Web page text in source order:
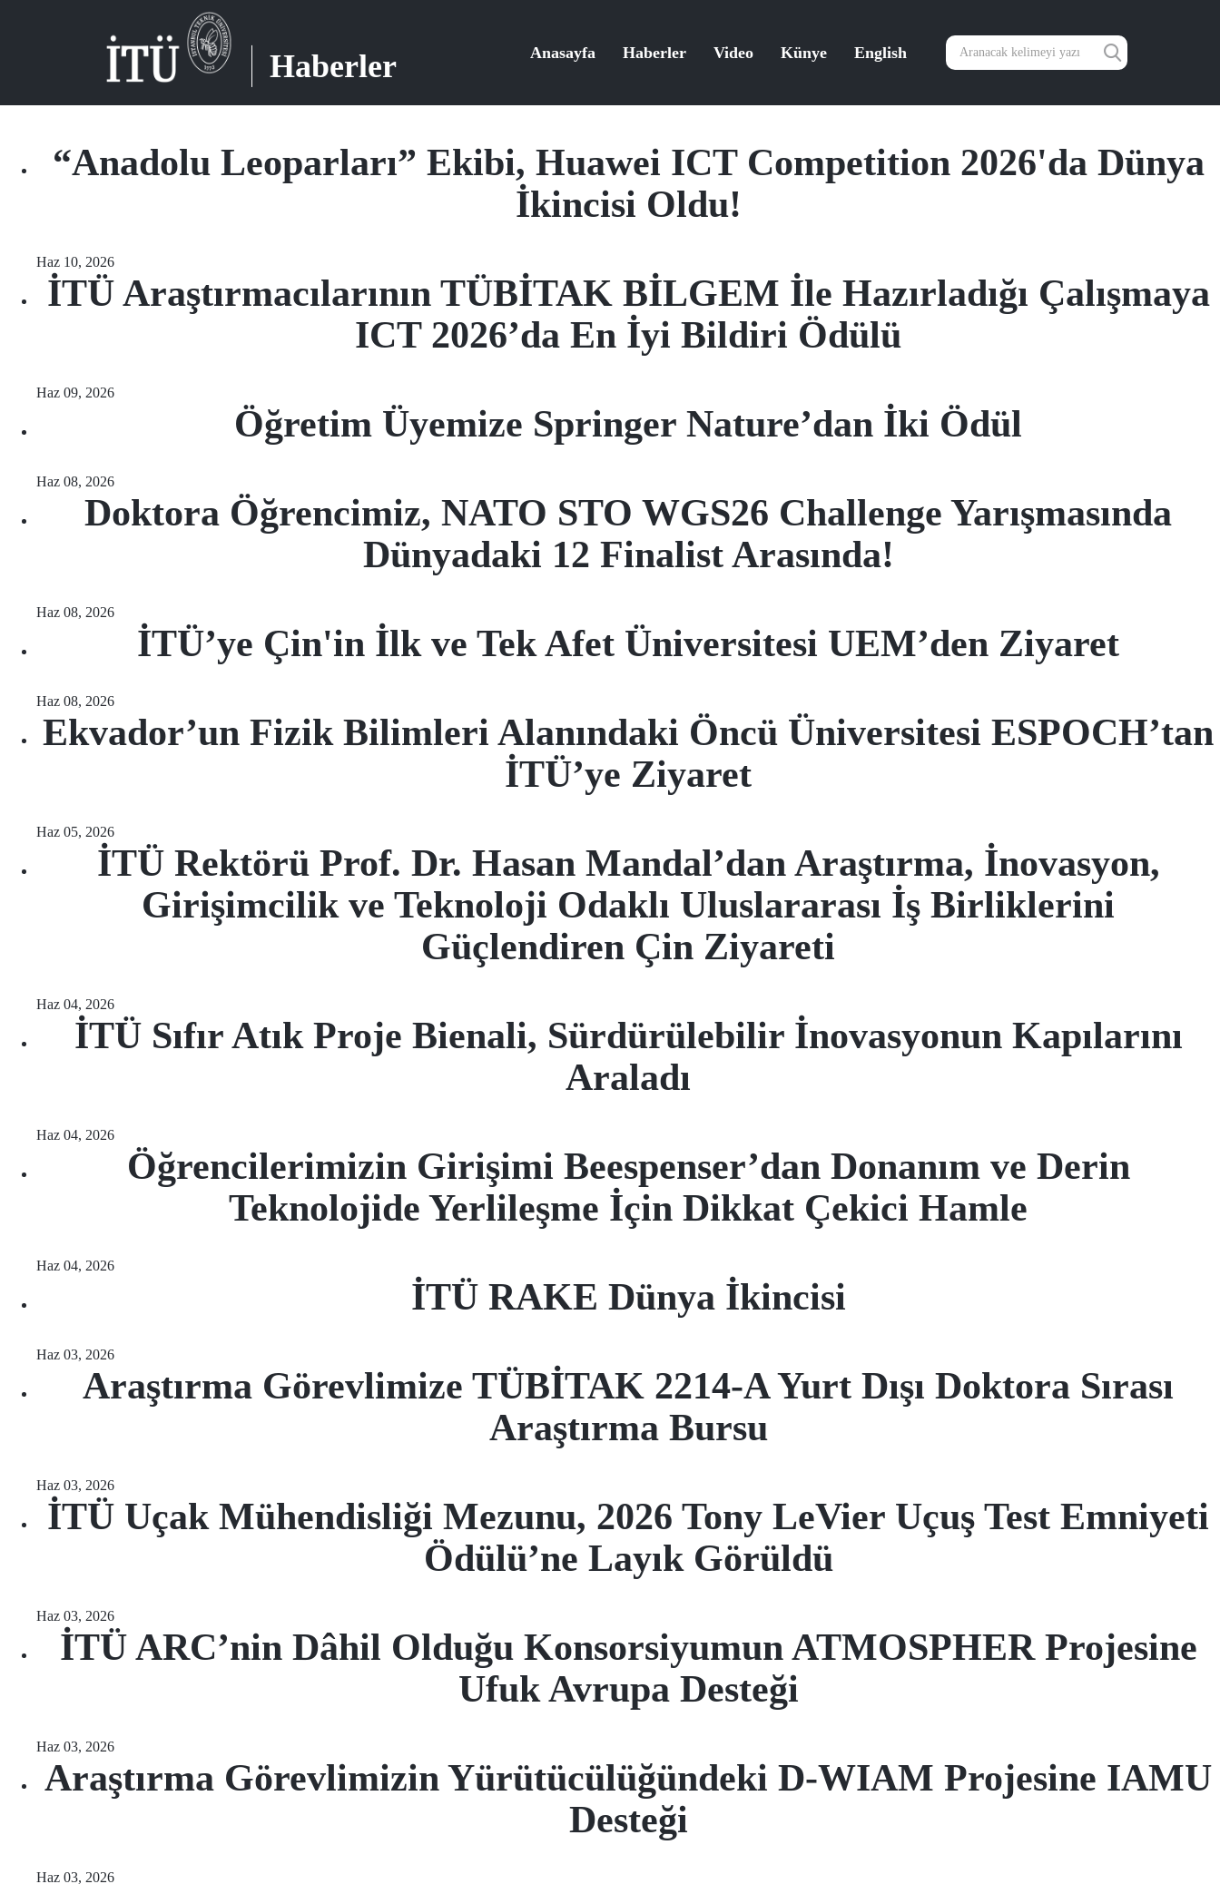
Haberler Anasayfa Haberler Video Künye English
“Anadolu Leoparları” Ekibi, Huawei ICT Competition 2026'da Dünya
İkincisi Oldu!
Haz 10, 2026
İTÜ Araştırmacılarının TÜBİTAK BİLGEM İle Hazırladığı Çalışmaya
ICT 2026’da En İyi Bildiri Ödülü
Haz 09, 2026
Öğretim Üyemize Springer Nature’dan İki Ödül
Haz 08, 2026
Doktora Öğrencimiz, NATO STO WGS26 Challenge Yarışmasında
Dünyadaki 12 Finalist Arasında!
Haz 08, 2026
İTÜ’ye Çin'in İlk ve Tek Afet Üniversitesi UEM’den Ziyaret
Haz 08, 2026
Ekvador’un Fizik Bilimleri Alanındaki Öncü Üniversitesi ESPOCH’tan
İTÜ’ye Ziyaret
Haz 05, 2026
İTÜ Rektörü Prof. Dr. Hasan Mandal’dan Araştırma, İnovasyon,
Girişimcilik ve Teknoloji Odaklı Uluslararası İş Birliklerini
Güçlendiren Çin Ziyareti
Haz 04, 2026
İTÜ Sıfır Atık Proje Bienali, Sürdürülebilir İnovasyonun Kapılarını
Araladı
Haz 04, 2026
Öğrencilerimizin Girişimi Beespenser’dan Donanım ve Derin
Teknolojide Yerlileşme İçin Dikkat Çekici Hamle
Haz 04, 2026
İTÜ RAKE Dünya İkincisi
Haz 03, 2026
Araştırma Görevlimize TÜBİTAK 2214-A Yurt Dışı Doktora Sırası
Araştırma Bursu
Haz 03, 2026
İTÜ Uçak Mühendisliği Mezunu, 2026 Tony LeVier Uçuş Test Emniyeti
Ödülü’ne Layık Görüldü
Haz 03, 2026
İTÜ ARC’nin Dâhil Olduğu Konsorsiyumun ATMOSPHER Projesine
Ufuk Avrupa Desteği
Haz 03, 2026
Araştırma Görevlimizin Yürütücülüğündeki D-WIAM Projesine IAMU
Desteği
Haz 03, 2026